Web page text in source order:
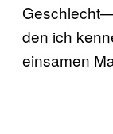
den ich
einsamen